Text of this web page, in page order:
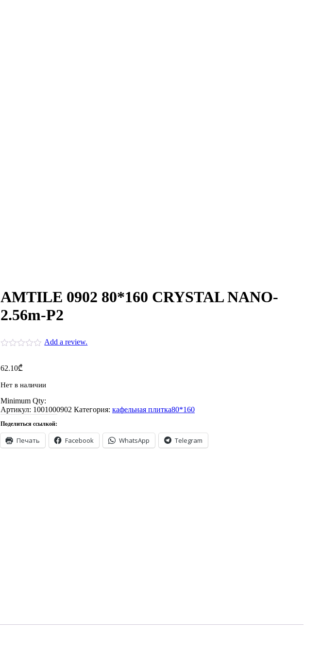
AMTILE 0902 80*160 CRYSTAL NANO-
2.56m-P2
Add a review.
62.10₾
Нет в наличии
Minimum Qty:
Артикул: 1001000902 Категория: кафельная плитка80*160
Поделиться ссылкой:
Печать Facebook WhatsApp Telegram